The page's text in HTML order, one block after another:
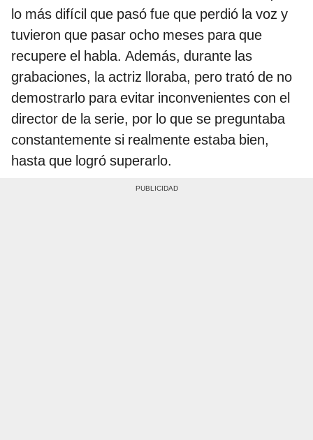
lo más difícil que pasó fue que perdió la voz y
tuvieron que pasar ocho meses para que
recupere el habla. Además, durante las
grabaciones, la actriz lloraba, pero trató de no
demostrarlo para evitar inconvenientes con el
director de la serie, por lo que se preguntaba
constantemente si realmente estaba bien,
hasta que logró superarlo.